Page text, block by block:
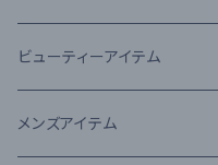
シャンプー
The U
トリートメント
ビューティーアイテム
MTG
メンズアイテム